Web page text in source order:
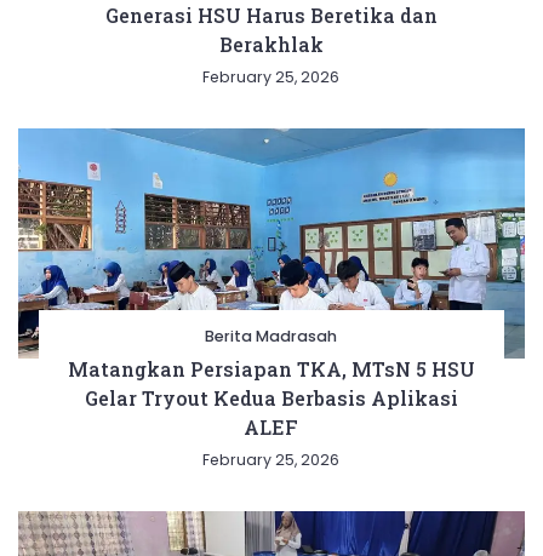
Generasi HSU Harus Beretika dan
Berakhlak
February 25, 2026
Berita Madrasah
Matangkan Persiapan TKA, MTsN 5 HSU
Gelar Tryout Kedua Berbasis Aplikasi
ALEF
February 25, 2026